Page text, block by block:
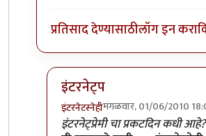
प्रतिसाद देण्यासाठीलॉग इन करा
इंटरनेट्प
इंटरनेटस्नेहीमंगळवार, 01/06/2010
In reply toइंटरनेट्पbyआंबोळी
इंटरनेट्प्रेमी चा प्रकटदिन कधी आहे?